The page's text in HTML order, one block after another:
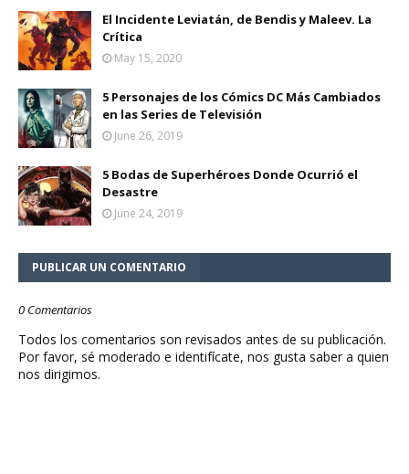
El Incidente Leviatán, de Bendis y Maleev. La
Crítica
May 15, 2020
5 Personajes de los Cómics DC Más Cambiados
en las Series de Televisión
June 26, 2019
5 Bodas de Superhéroes Donde Ocurrió el
Desastre
June 24, 2019
PUBLICAR UN COMENTARIO
0 Comentarios
Todos los comentarios son revisados antes de su publicación.
Por favor, sé moderado e identifícate, nos gusta saber a quien
nos dirigimos.